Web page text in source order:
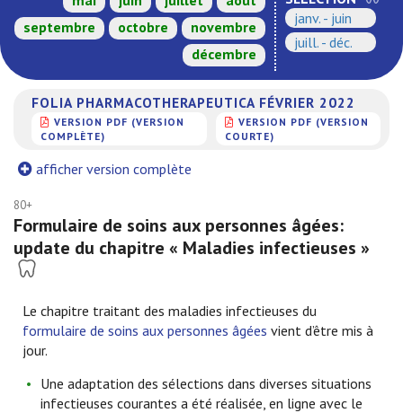
septembre
octobre
novembre
décembre
janv. - juin
juill. - déc.
FOLIA PHARMACOTHERAPEUTICA FÉVRIER 2022
VERSION PDF (VERSION
COMPLÈTE)
VERSION PDF (VERSION
COURTE)
afficher version complète
80+
Formulaire de soins aux personnes âgées:
update du chapitre « Maladies infectieuses »
Le chapitre traitant des maladies infectieuses du
formulaire de soins aux personnes âgées vient d’être mis à
jour.
Une adaptation des sélections dans diverses situations
infectieuses courantes a été réalisée, en ligne avec le